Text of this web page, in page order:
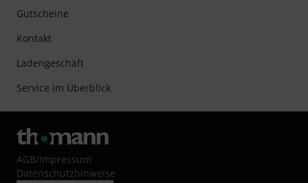
Gutscheine
Kontakt
Ladengeschäft
Service im Überblick
AGB/Impressum
Datenschutzhinweise